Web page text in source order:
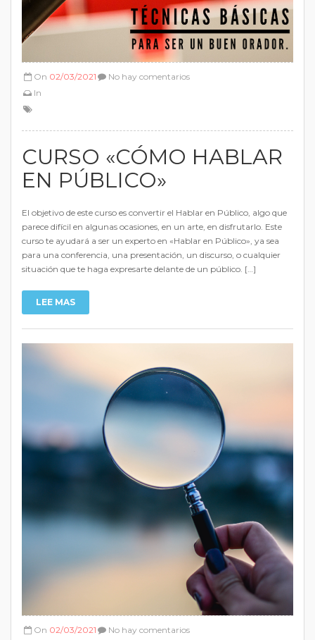
On 02/03/2021
In
No hay comentarios
CURSO «CÓMO HABLAR
EN PÚBLICO»
El objetivo de este curso es convertir el Hablar en Público, algo que
parece difícil en algunas ocasiones, en un arte, en disfrutarlo. Este
curso te ayudará a ser un experto en «Hablar en Público», ya sea
para una conferencia, una presentación, un discurso, o cualquier
situación que te haga expresarte delante de un público. […]
LEE MAS
On 02/03/2021
No hay comentarios